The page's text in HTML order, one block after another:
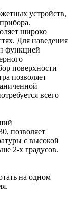
устройств,
широко
Для наведения
функцией
поверхности
позволяет
всего
позволяет
с высокой
2-х градусов.
на одном